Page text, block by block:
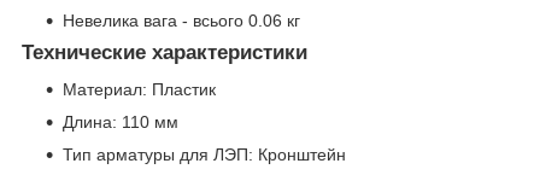
Невелика вага - всього 0.06 кг
Технические характеристики
Материал: Пластик
Длина: 110 мм
Тип арматуры для ЛЭП: Кронштейн